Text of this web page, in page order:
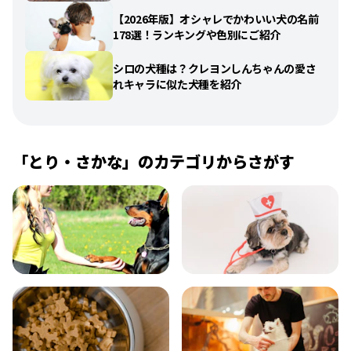
【2026年版】オシャレでかわいい犬の名前
178選！ランキングや色別にご紹介
シロの犬種は？クレヨンしんちゃんの愛さ
れキャラに似た犬種を紹介
「とり・さかな」のカテゴリからさがす
飼い方 健康